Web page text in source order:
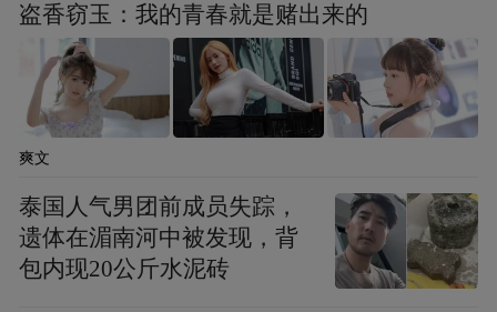
盗香窃玉：我的青春就是赌出来的
爽文
泰国人气男团前成员失踪，
遗体在湄南河中被发现，背
包内现20公斤水泥砖